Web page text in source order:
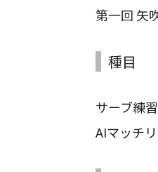
第一回 矢
種目
サーブ練
AIマッチ